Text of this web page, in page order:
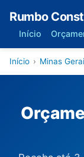
Rumbo
Início
Início › Minas